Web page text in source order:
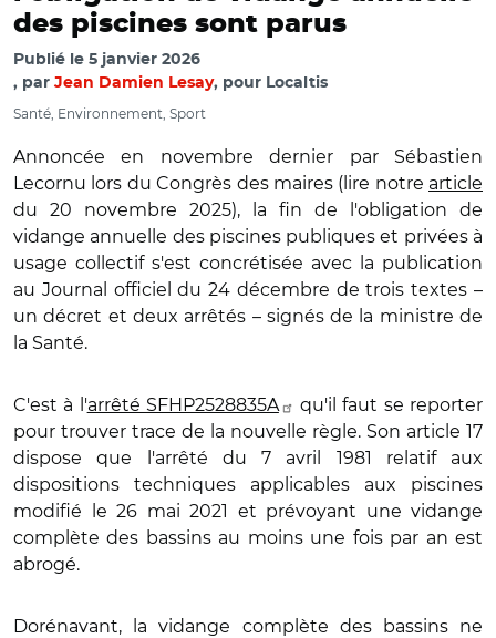
des piscines sont parus
Publié le 5 janvier 2026
par Jean Damien Lesay, pour Localtis
Santé, Environnement, Sport
Annoncée en novembre dernier par Sébastien
Lecornu lors du Congrès des maires (lire notre article
du 20 novembre 2025), la fin de l'obligation de
vidange annuelle des piscines publiques et privées à
usage collectif s'est concrétisée avec la publication
au Journal officiel du 24 décembre de trois textes –
un décret et deux arrêtés – signés de la ministre de
la Santé.
C'est à l'arrêté SFHP2528835A
qu'il faut se reporter
pour trouver trace de la nouvelle règle. Son article 17
dispose que l'arrêté du 7 avril 1981 relatif aux
dispositions techniques applicables aux piscines
modifié le 26 mai 2021 et prévoyant une vidange
complète des bassins au moins une fois par an est
abrogé.
Dorénavant, la vidange complète des bassins ne